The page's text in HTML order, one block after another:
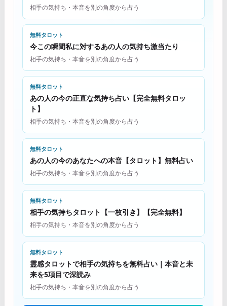
相手の気持ち・本音を別の角度から占う
無料タロット
今この瞬間私に対するあの人の気持ち激当たり
相手の気持ち・本音を別の角度から占う
無料タロット
あの人の今の正直な気持ち占い【完全無料タロッ
ト】
相手の気持ち・本音を別の角度から占う
無料タロット
あの人の今のあなたへの本音【タロット】無料占い
相手の気持ち・本音を別の角度から占う
無料タロット
相手の気持ちタロット【一枚引き】【完全無料】
相手の気持ち・本音を別の角度から占う
無料タロット
霊感タロットで相手の気持ちを無料占い｜本音と未
来を5項目で深読み
相手の気持ち・本音を別の角度から占う